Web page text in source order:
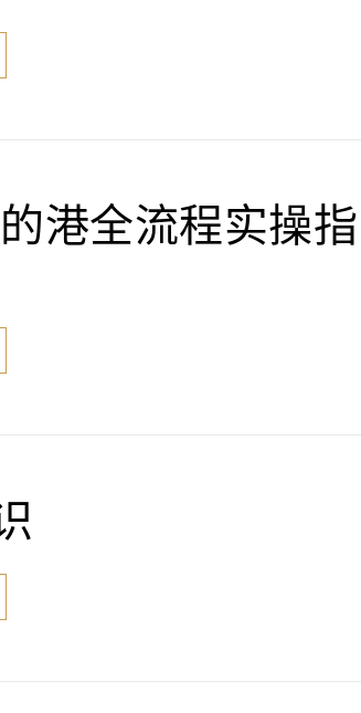
港全流程实操指